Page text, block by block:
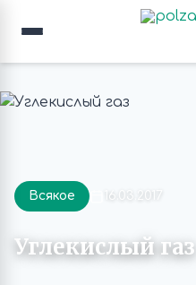
Всякое 16.03.2017
Углекислый газ